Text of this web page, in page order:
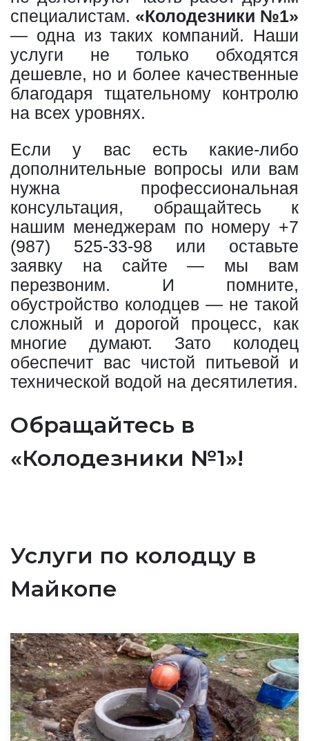
специалистам. «Колодезники №1»
— одна из таких компаний. Наши
услуги не только обходятся
дешевле, но и более качественные
благодаря тщательному контролю
на всех уровнях.
Если у вас есть какие-либо
дополнительные вопросы или вам
нужна профессиональная
консультация, обращайтесь к
нашим менеджерам по номеру +7
(987) 525-33-98 или оставьте
заявку на сайте — мы вам
перезвоним. И помните,
обустройство колодцев — не такой
сложный и дорогой процесс, как
многие думают. Зато колодец
обеспечит вас чистой питьевой и
технической водой на десятилетия.
Обращайтесь в
«Колодезники №1»!
Услуги по колодцу в
Майкопе